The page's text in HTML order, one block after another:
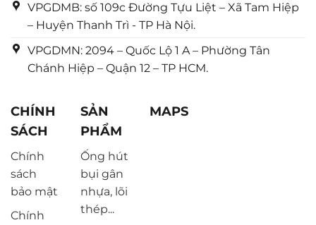
VPGDMB: số 109c Đường Tựu Liệt – Xã Tam Hiệp
– Huyện Thanh Trì - TP Hà Nội.
VPGDMN: 2094 – Quốc Lộ 1 A – Phường Tân
Chánh Hiệp – Quận 12 – TP HCM.
CHÍNH
SÁCH
Chính
sách
bảo mật
Chính
SẢN
PHẨM
Ống hút
bụi gân
nhựa, lõi
thép...
MAPS